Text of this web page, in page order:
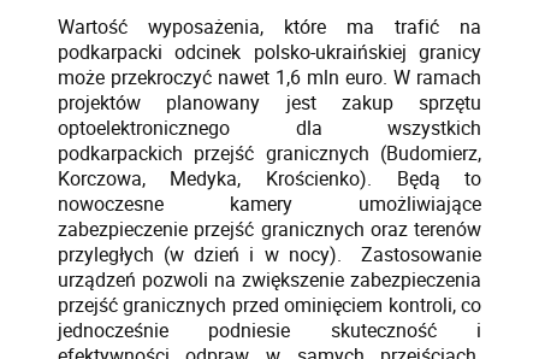
Wartość wyposażenia, które ma trafić na
podkarpacki odcinek polsko-ukraińskiej granicy
może przekroczyć nawet 1,6 mln euro. W ramach
projektów planowany jest zakup sprzętu
optoelektronicznego dla wszystkich
podkarpackich przejść granicznych (Budomierz,
Korczowa, Medyka, Krościenko). Będą to
nowoczesne kamery umożliwiające
zabezpieczenie przejść granicznych oraz terenów
przyległych (w dzień i w nocy). Zastosowanie
urządzeń pozwoli na zwiększenie zabezpieczenia
przejść granicznych przed ominięciem kontroli, co
jednocześnie podniesie skuteczność i